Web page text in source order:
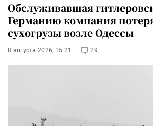
Обслуживавшая
Германию компания
сухогрузы возле Одессы
8 августа 2026, 15:21 29